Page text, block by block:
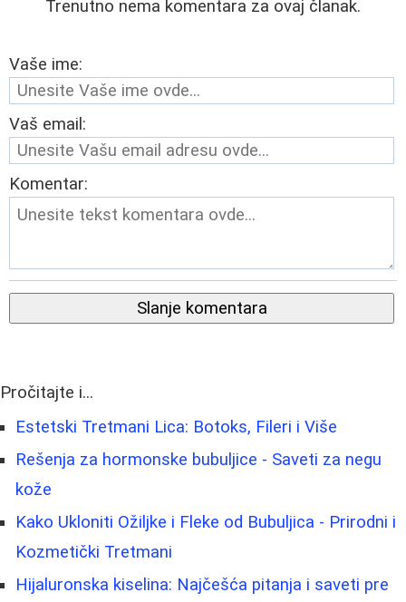
Trenutno nema komentara za ovaj članak.
Vaše ime:
Vaš email:
Komentar:
Slanje komentara
Pročitajte i...
Estetski Tretmani Lica: Botoks, Fileri i Više
Rešenja za hormonske bubuljice - Saveti za negu
kože
Kako Ukloniti Ožiljke i Fleke od Bubuljica - Prirodni i
Kozmetički Tretmani
Hijaluronska kiselina: Najčešća pitanja i saveti pre